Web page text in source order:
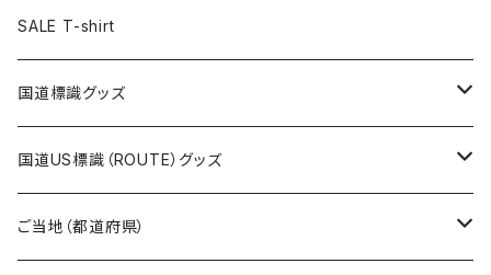
ランチバッグ
エコバッグ
クリアファイル
ステッカー
ホテルキーホルダー
モーテルキーホルダー
トートバッグ
マスク
エコバッグ
千葉ロッテマリーンズコラボ
ステッカー
モーテルキーホルダー
ホテルキーホルダー
トートバッグ
ステッカー
ホテルキーホルダー
キャップ
ステッカー
Tシャツ
ステッカー
ホテルキーホルダー
SALE T-shirt
国道標識グッズ
ステッカー
国道0～99号線
Tシャツ
国道US標識（ROUTE）グッズ
ステッカー
ご当地（都道府県）